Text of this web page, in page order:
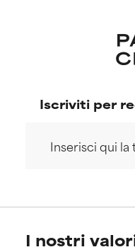
Non
un voto a
perché
Non
un voto a
perché
Iscriviti per
I nostri